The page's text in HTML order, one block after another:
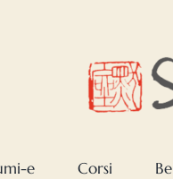
e Corsi